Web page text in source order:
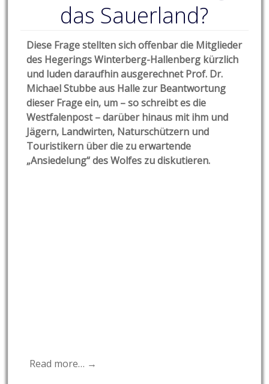
das Sauerland?
Diese Frage stellten sich offenbar die Mitglieder
des Hegerings Winterberg-Hallenberg kürzlich
und luden daraufhin ausgerechnet Prof. Dr.
Michael Stubbe aus Halle zur Beantwortung
dieser Frage ein, um – so schreibt es die
Westfalenpost – darüber hinaus mit ihm und
Jägern, Landwirten, Naturschützern und
Touristikern über die zu erwartende
„Ansiedelung“ des Wolfes zu diskutieren.
Read more… →